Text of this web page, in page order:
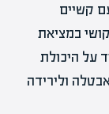
קשיים
במציאת
על היכולת
ולירידה